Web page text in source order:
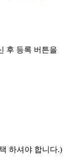
후 등록 버튼을
하셔야 합니다.)